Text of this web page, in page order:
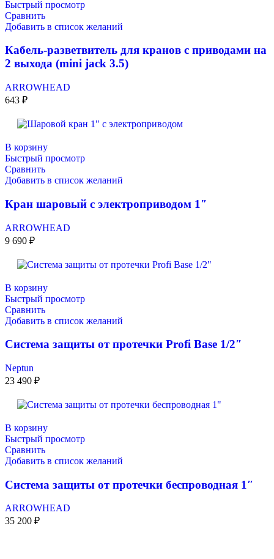
Быстрый просмотр
Сравнить
Добавить в список желаний
Кабель-разветвитель для кранов с приводами на
2 выхода (mini jack 3.5)
ARROWHEAD
643 ₽
В корзину
Быстрый просмотр
Сравнить
Добавить в список желаний
Кран шаровый с электроприводом 1″
ARROWHEAD
9 690 ₽
В корзину
Быстрый просмотр
Сравнить
Добавить в список желаний
Система защиты от протечки Profi Base 1/2″
Neptun
23 490 ₽
В корзину
Быстрый просмотр
Сравнить
Добавить в список желаний
Система защиты от протечки беспроводная 1″
ARROWHEAD
35 200 ₽